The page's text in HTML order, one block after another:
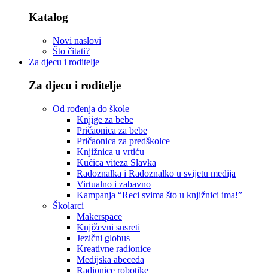
Katalog
Novi naslovi
Što čitati?
Za djecu i roditelje
Za djecu i roditelje
Od rođenja do škole
Knjige za bebe
Pričaonica za bebe
Pričaonica za predškolce
Knjižnica u vrtiću
Kućica viteza Slavka
Radoznalka i Radoznalko u svijetu medija
Virtualno i zabavno
Kampanja “Reci svima što u knjižnici ima!”
Školarci
Makerspace
Književni susreti
Jezični globus
Kreativne radionice
Medijska abeceda
Radionice robotike